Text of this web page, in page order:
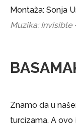
Montaža: Sonja
Muzika: Invisible
Znamo da u
turcizama. A